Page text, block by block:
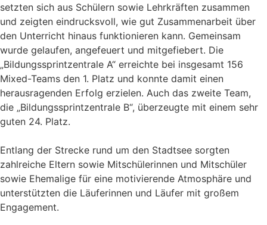
setzten sich aus Schülern sowie Lehrkräften zusammen
und zeigten eindrucksvoll, wie gut Zusammenarbeit über
den Unterricht hinaus funktionieren kann. Gemeinsam
wurde gelaufen, angefeuert und mitgefiebert. Die
„Bildungssprintzentrale A“ erreichte bei insgesamt 156
Mixed-Teams den 1. Platz und konnte damit einen
herausragenden Erfolg erzielen. Auch das zweite Team,
die „Bildungssprintzentrale B“, überzeugte mit einem sehr
guten 24. Platz.
Entlang der Strecke rund um den Stadtsee sorgten
zahlreiche Eltern sowie Mitschülerinnen und Mitschüler
sowie Ehemalige für eine motivierende Atmosphäre und
unterstützten die Läuferinnen und Läufer mit großem
Engagement.